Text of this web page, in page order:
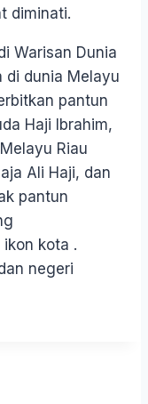
diminati.
Warisan Dunia
di dunia Melayu
pantun
Haji Ibrahim,
Riau
Ali Haji, dan
pantun
kota .
negeri